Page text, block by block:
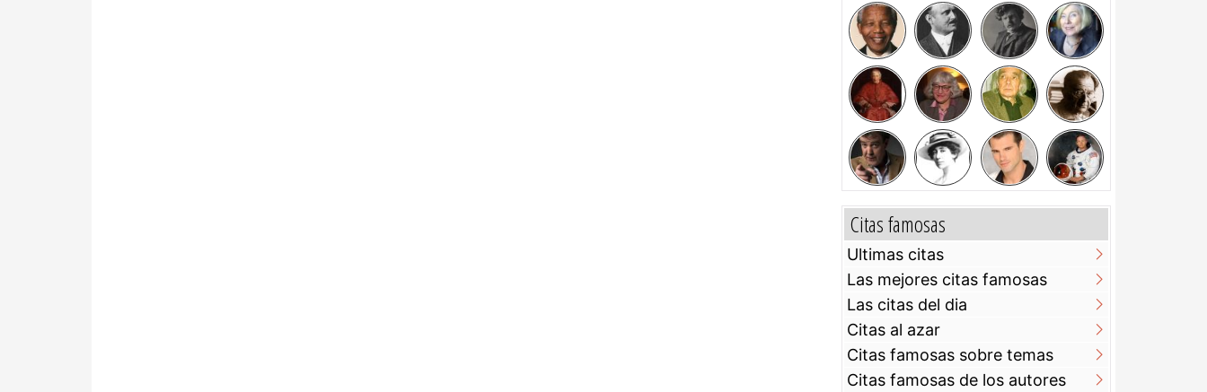
Citas famosas
Ultimas citas
Las mejores citas famosas
Las citas del dia
Citas al azar
Citas famosas sobre temas
Citas famosas de los autores